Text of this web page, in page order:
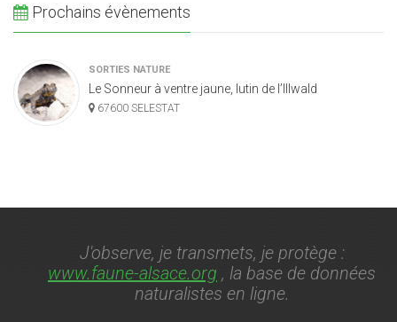
Prochains évènements
SORTIES NATURE
Le Sonneur à ventre jaune, lutin de l’Illwald
67600 SELESTAT
J'observe, je transmets, je protège :
www.faune-alsace.org , la base de données
naturalistes en ligne.